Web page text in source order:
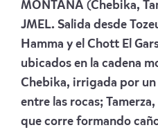
MONTAÑA (Chebika,
JMEL. Salida desde
Hamma y el Chott El
ubicados en la cadena
Chebika, irrigada por
entre las rocas;
que corre formando